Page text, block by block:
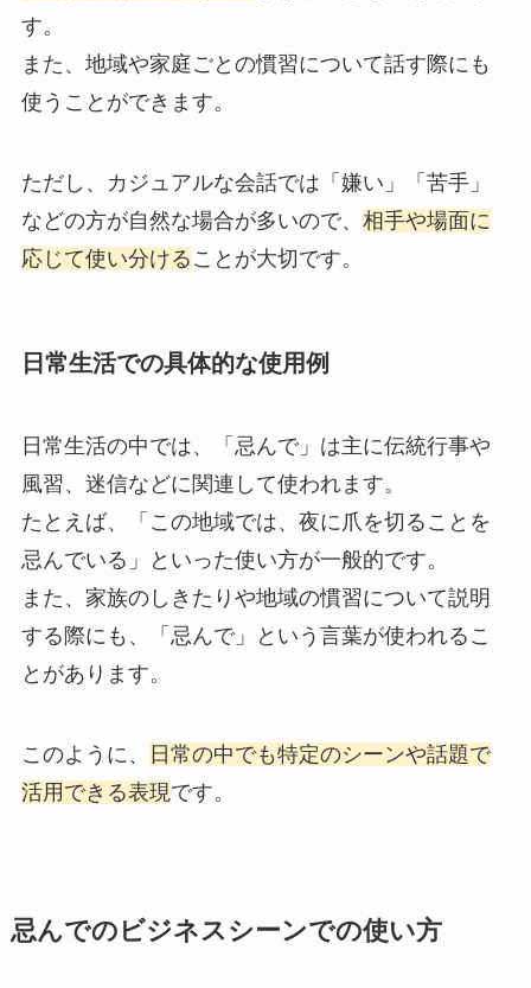
す。
また、地域や家庭ごとの慣習について話す際にも
使うことができます。
ただし、カジュアルな会話では「嫌い」「苦手」
などの方が自然な場合が多いので、 相手や場面に
応じて使い分ける ことが大切です。
日常生活での具体的な使用例
日常生活の中では、「忌んで」は主に伝統行事や
風習、迷信などに関連して使われます。
たとえば、「この地域では、夜に爪を切ることを
忌んでいる」といった使い方が一般的です。
また、家族のしきたりや地域の慣習について説明
する際にも、「忌んで」という言葉が使われるこ
とがあります。
このように、
日常の中でも特定のシーンや話題で
活用できる表現です。
忌んでのビジネスシーンでの使い方